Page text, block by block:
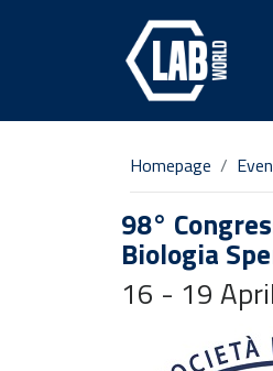
Homepage
98°
Biologia
16 - 19